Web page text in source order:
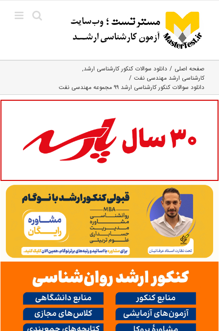
content
صفحه اصلی
دانلود سوالات کنکور کارشناسی ارشد
کارشناسی ارشد مهندسی نفت
دانلود سوالات کنکور کارشناسی ارشد ۹۹ مجموعه مهندسی نفت